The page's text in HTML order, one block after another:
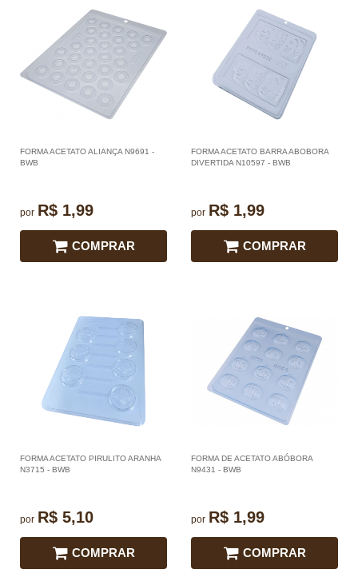
FORMA ACETATO ALIANÇA N9691 -
BWB
por R$ 1,99
COMPRAR
FORMA ACETATO BARRA ABOBORA
DIVERTIDA N10597 - BWB
por R$ 1,99
COMPRAR
FORMA ACETATO PIRULITO ARANHA
N3715 - BWB
por R$ 5,10
COMPRAR
FORMA DE ACETATO ABÓBORA
N9431 - BWB
por R$ 1,99
COMPRAR